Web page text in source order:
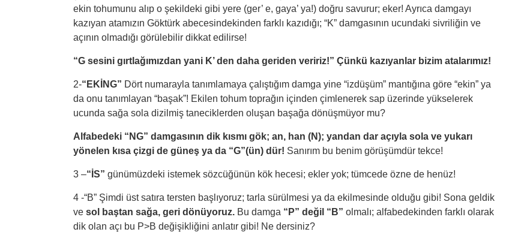
ekin tohumunu alıp o şekildeki gibi yere (ger’ e, gaya’ ya!) doğru savurur; eker! Ayrıca damgayı
kazıyan atamızın Göktürk abecesindekinden farklı kazıdığı; “K” damgasının ucundaki sivriliğin ve
açının olmadığı görülebilir dikkat edilirse!
“G sesini gırtlağımızdan yani K’ den daha geriden veririz!” Çünkü kazıyanlar bizim atalarımız!
2-“EKİNG” Dört numarayla tanımlamaya çalıştığım damga yine “izdüşüm” mantığına göre “ekin” ya
da onu tanımlayan “başak”! Ekilen tohum toprağın içinden çimlenerek sap üzerinde yükselerek
ucunda sağa sola dizilmiş taneciklerden oluşan başağa dönüşmüyor mu?
Alfabedeki “NG” damgasının dik kısmı gök; an, han (N); yandan dar açıyla sola ve yukarı
yönelen kısa çizgi de güneş ya da “G”(ün) dür! Sanırım bu benim görüşümdür tekce!
3 –“İS” günümüzdeki istemek sözcüğünün kök hecesi; ekler yok; tümcede özne de henüz!
4 -“B” Şimdi üst satıra tersten başlıyoruz; tarla sürülmesi ya da ekilmesinde olduğu gibi! Sona geldik
ve sol baştan sağa, geri dönüyoruz. Bu damga “P” değil “B” olmalı; alfabedekinden farklı olarak
dik olan açı bu P>B değişikliğini anlatır gibi! Ne dersiniz?